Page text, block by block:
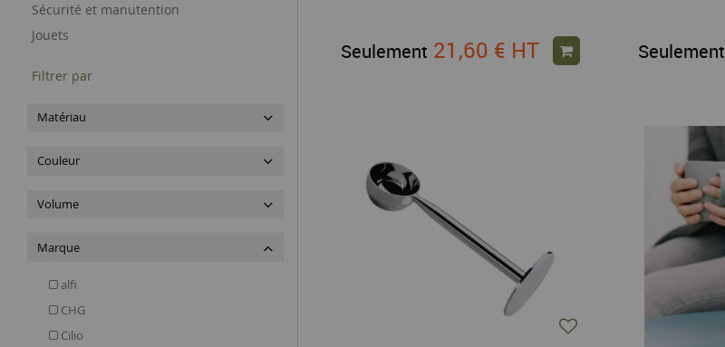
Sécurité et manutention
Jouets
Filtrer par
Matériau
Couleur
Volume
Marque
alfi
CHG
Cilio
Seulement 21,60 € HT Seulement